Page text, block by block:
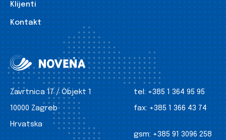
Klijenti
Kontakt
Zavrtnica 17 / Objekt 1
10000 Zagreb
Hrvatska
tel: +385 1 364 95 95
fax: +385 1 366 43 74
gsm: +385 91 3096 258